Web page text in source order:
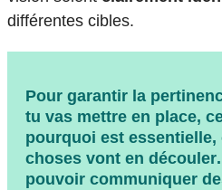
différentes cibles.
Pour garantir la
tu vas mettre en place,
pourquoi est essentielle,
choses vont en découler
pouvoir communiquer